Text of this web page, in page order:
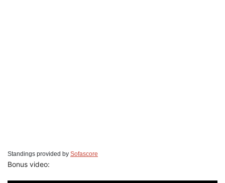
Standings provided by Sofascore
Bonus video: